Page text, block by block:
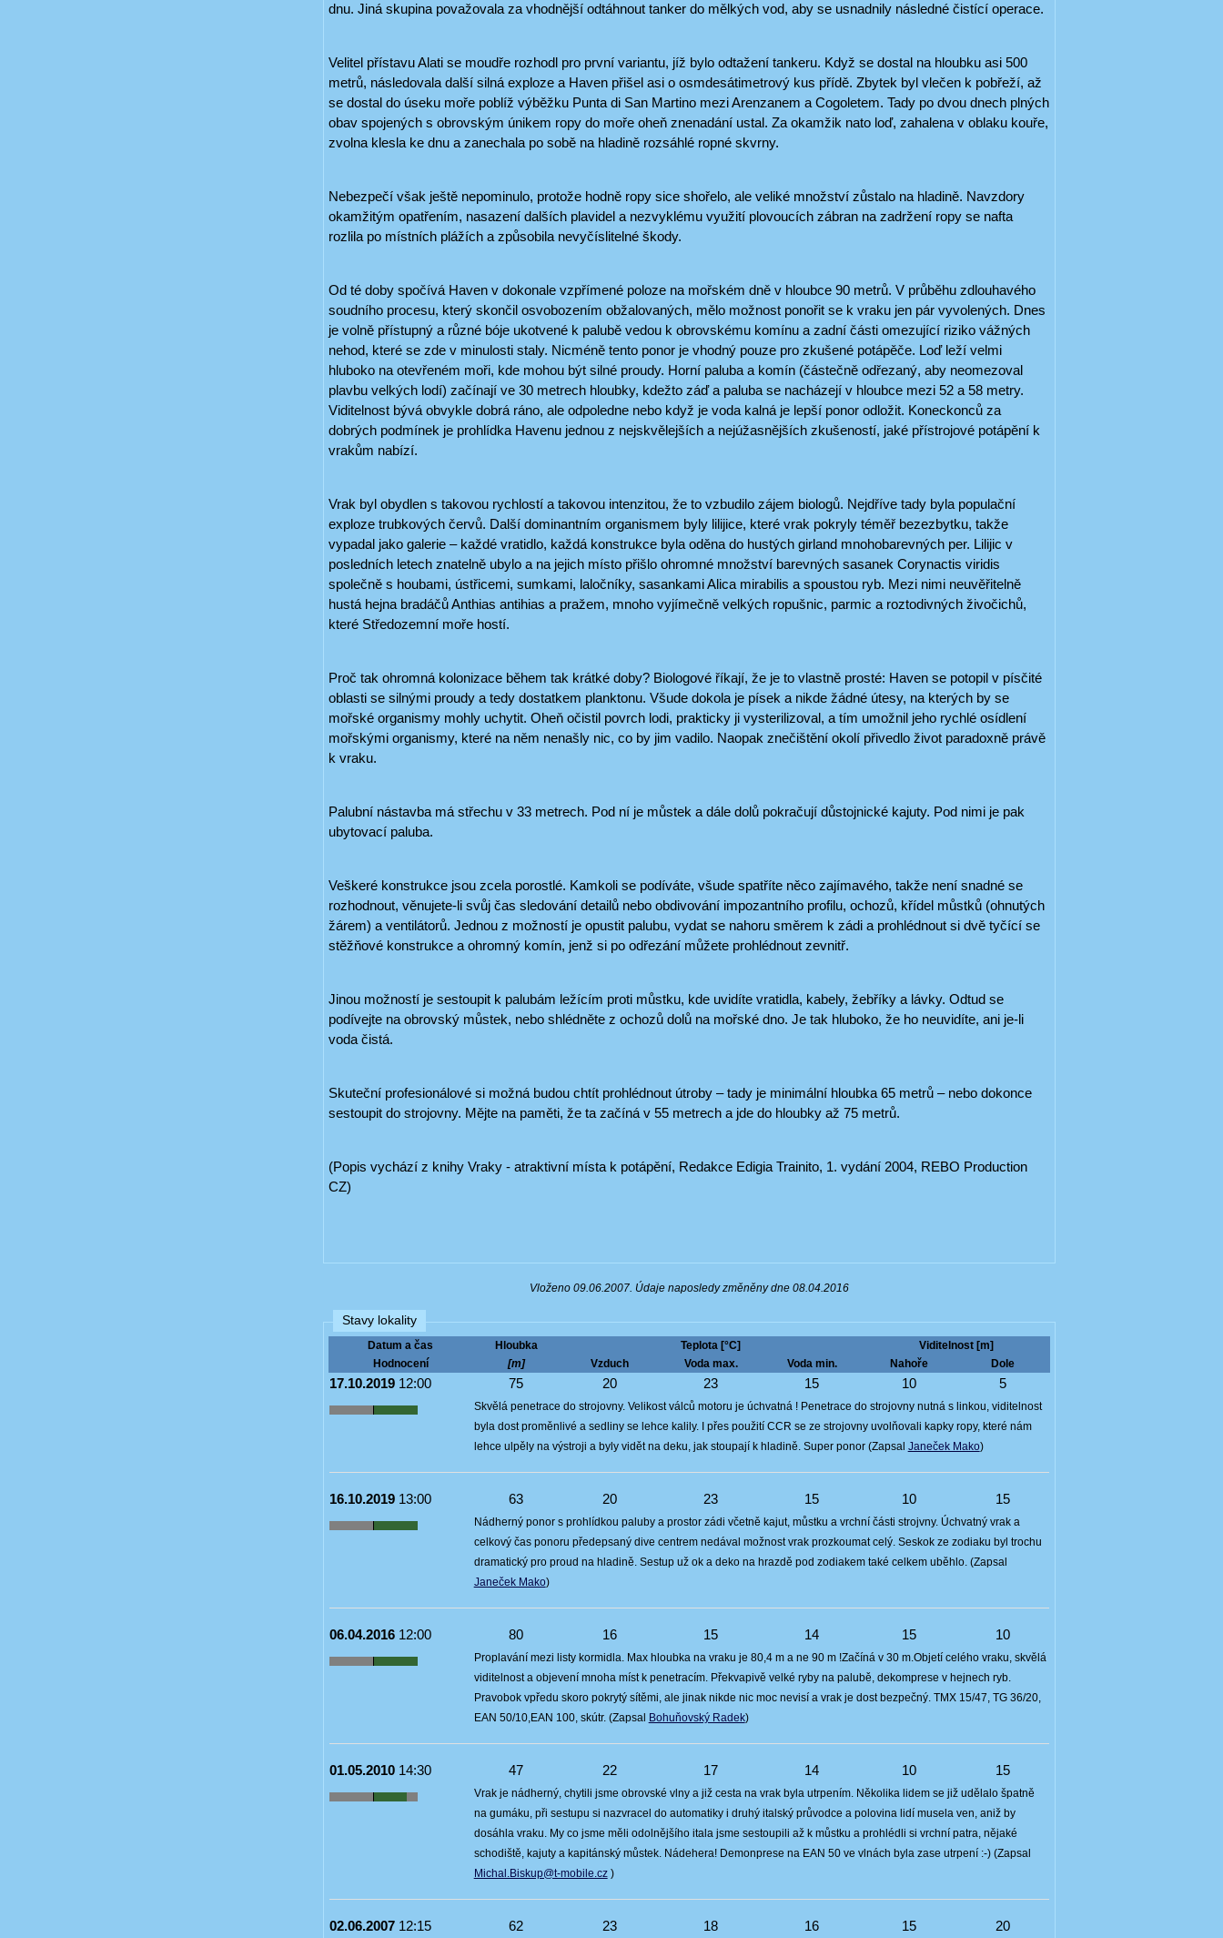
dnu. Jiná skupina považovala za vhodnější odtáhnout tanker do mělkých vod, aby se usnadnily následné čistící operace.
Velitel přístavu Alati se moudře rozhodl pro první variantu, jíž bylo odtažení tankeru. Když se dostal na hloubku asi 500
metrů, následovala další silná exploze a Haven přišel asi o osmdesátimetrový kus přídě. Zbytek byl vlečen k pobřeží, až
se dostal do úseku moře poblíž výběžku Punta di San Martino mezi Arenzanem a Cogoletem. Tady po dvou dnech plných
obav spojených s obrovským únikem ropy do moře oheň znenadání ustal. Za okamžik nato loď, zahalena v oblaku kouře,
zvolna klesla ke dnu a zanechala po sobě na hladině rozsáhlé ropné skvrny.
Nebezpečí však ještě nepominulo, protože hodně ropy sice shořelo, ale veliké množství zůstalo na hladině. Navzdory
okamžitým opatřením, nasazení dalších plavidel a nezvyklému využití plovoucích zábran na zadržení ropy se nafta
rozlila po místních plážích a způsobila nevyčíslitelné škody.
Od té doby spočívá Haven v dokonale vzpřímené poloze na mořském dně v hloubce 90 metrů. V průběhu zdlouhavého
soudního procesu, který skončil osvobozením obžalovaných, mělo možnost ponořit se k vraku jen pár vyvolených. Dnes
je volně přístupný a různé bóje ukotvené k palubě vedou k obrovskému komínu a zadní části omezující riziko vážných
nehod, které se zde v minulosti staly. Nicméně tento ponor je vhodný pouze pro zkušené potápěče. Loď leží velmi
hluboko na otevřeném moři, kde mohou být silné proudy. Horní paluba a komín (částečně odřezaný, aby neomezoval
plavbu velkých lodí) začínají ve 30 metrech hloubky, kdežto záď a paluba se nacházejí v hloubce mezi 52 a 58 metry.
Viditelnost bývá obvykle dobrá ráno, ale odpoledne nebo když je voda kalná je lepší ponor odložit. Koneckonců za
dobrých podmínek je prohlídka Havenu jednou z nejskvělejších a nejúžasnějších zkušeností, jaké přístrojové potápění k
vrakům nabízí.
Vrak byl obydlen s takovou rychlostí a takovou intenzitou, že to vzbudilo zájem biologů. Nejdříve tady byla populační
exploze trubkových červů. Další dominantním organismem byly lilijice, které vrak pokryly téměř bezezbytku, takže
vypadal jako galerie – každé vratidlo, každá konstrukce byla oděna do hustých girland mnohobarevných per. Lilijic v
posledních letech znatelně ubylo a na jejich místo přišlo ohromné množství barevných sasanek Corynactis viridis
společně s houbami, ústřicemi, sumkami, laločníky, sasankami Alica mirabilis a spoustou ryb. Mezi nimi neuvěřitelně
hustá hejna bradáčů Anthias antihias a pražem, mnoho vyjímečně velkých ropušnic, parmic a roztodivných živočichů,
které Středozemní moře hostí.
Proč tak ohromná kolonizace během tak krátké doby? Biologové říkají, že je to vlastně prosté: Haven se potopil v písčité
oblasti se silnými proudy a tedy dostatkem planktonu. Všude dokola je písek a nikde žádné útesy, na kterých by se
mořské organismy mohly uchytit. Oheň očistil povrch lodi, prakticky ji vysterilizoval, a tím umožnil jeho rychlé osídlení
mořskými organismy, které na něm nenašly nic, co by jim vadilo. Naopak znečištění okolí přivedlo život paradoxně právě
k vraku.
Palubní nástavba má střechu v 33 metrech. Pod ní je můstek a dále dolů pokračují důstojnické kajuty. Pod nimi je pak
ubytovací paluba.
Veškeré konstrukce jsou zcela porostlé. Kamkoli se podíváte, všude spatříte něco zajímavého, takže není snadné se
rozhodnout, věnujete-li svůj čas sledování detailů nebo obdivování impozantního profilu, ochozů, křídel můstků (ohnutých
žárem) a ventilátorů. Jednou z možností je opustit palubu, vydat se nahoru směrem k zádi a prohlédnout si dvě tyčící se
stěžňové konstrukce a ohromný komín, jenž si po odřezání můžete prohlédnout zevnitř.
Jinou možností je sestoupit k palubám ležícím proti můstku, kde uvidíte vratidla, kabely, žebříky a lávky. Odtud se
podívejte na obrovský můstek, nebo shlédněte z ochozů dolů na mořské dno. Je tak hluboko, že ho neuvidíte, ani je-li
voda čistá.
Skuteční profesionálové si možná budou chtít prohlédnout útroby – tady je minimální hloubka 65 metrů – nebo dokonce
sestoupit do strojovny. Mějte na paměti, že ta začíná v 55 metrech a jde do hloubky až 75 metrů.
(Popis vychází z knihy Vraky - atraktivní místa k potápění, Redakce Edigia Trainito, 1. vydání 2004, REBO Production
CZ)
Vloženo 09.06.2007. Údaje naposledy změněny dne 08.04.2016
Stavy lokality
Datum a čas Hloubka Teplota [°C]
Viditelnost [m]
Hodnocení
[m] Vzduch Voda max. Voda min. Nahoře Dole
17.10.201912:00 75 20 23 15 10 5
Skvělá penetrace do strojovny. Velikost válců motoru je úchvatná ! Penetrace do strojovny nutná s linkou, viditelnost
byla dost proměnlivé a sedliny se lehce kalily. I přes použití CCR se ze strojovny uvolňovali kapky ropy, které nám
lehce ulpěly na výstroji a byly vidět na deku, jak stoupají k hladině. Super ponor (Zapsal Janeček Mako)
16.10.201913:00 63 20 23 15 10 15
Nádherný ponor s prohlídkou paluby a prostor zádi včetně kajut, můstku a vrchní části strojvny. Úchvatný vrak a
celkový čas ponoru předepsaný dive centrem nedával možnost vrak prozkoumat celý. Seskok ze zodiaku byl trochu
dramatický pro proud na hladině. Sestup už ok a deko na hrazdě pod zodiakem také celkem uběhlo. (Zapsal
Janeček Mako)
06.04.201612:00 80 16 15 14 15 10
Proplavání mezi listy kormidla. Max hloubka na vraku je 80,4 m a ne 90 m !Začíná v 30 m.Objetí celého vraku, skvělá
viditelnost a objevení mnoha míst k penetracím. Překvapivě velké ryby na palubě, dekomprese v hejnech ryb.
Pravobok vpředu skoro pokrytý sítěmi, ale jinak nikde nic moc nevisí a vrak je dost bezpečný. TMX 15/47, TG 36/20,
EAN 50/10,EAN 100, skútr. (Zapsal Bohuňovský Radek)
01.05.201014:30 47 22 17 14 10 15
Vrak je nádherný, chytili jsme obrovské vlny a již cesta na vrak byla utrpením. Několika lidem se již udělalo špatně
na gumáku, při sestupu si nazvracel do automatiky i druhý italský průvodce a polovina lidí musela ven, aniž by
dosáhla vraku. My co jsme měli odolnějšího itala jsme sestoupili až k můstku a prohlédli si vrchní patra, nějaké
schodiště, kajuty a kapitánský můstek. Nádehera! Demonprese na EAN 50 ve vlnách byla zase utrpení :-) (Zapsal
Michal.Biskup@t-mobile.cz)
02.06.200712:15 62 23 18 16 15 20